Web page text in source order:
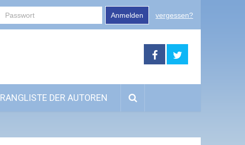
Anmelden vergessen?
RANGLISTE DER AUTOREN